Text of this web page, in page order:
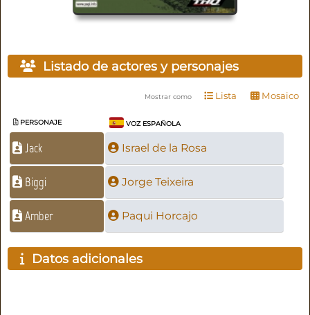
Listado de actores y personajes
Mostrar como Lista Mosaico
PERSONAJE VOZ ESPAÑOLA
Jack Israel de la Rosa
Biggi Jorge Teixeira
Amber Paqui Horcajo
Datos adicionales